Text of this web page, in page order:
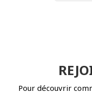
Pour découvrir